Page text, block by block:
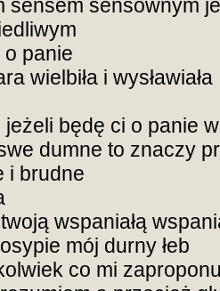
sensem sensownym
o panie
wielbiła i wysławiała
jeżeli będę ci o panie
dumne to znaczy
i brudne
wspaniałą
mój durny łeb
co mi